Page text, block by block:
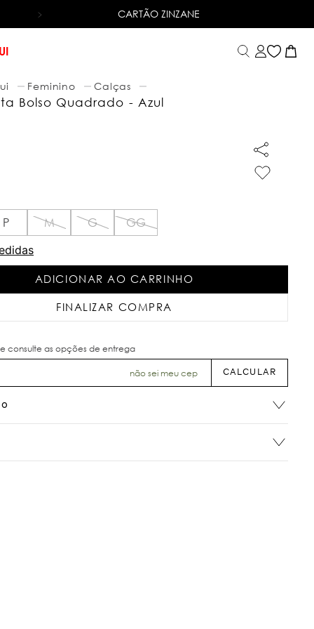
6X SEM JUROS
CARTÃO ZINZANE
Feminino Calças
Bolso Quadrado - Azul
P M G
GG
ADICIONAR AO CARRINHO
FINALIZAR COMPRA
não sei meu cep